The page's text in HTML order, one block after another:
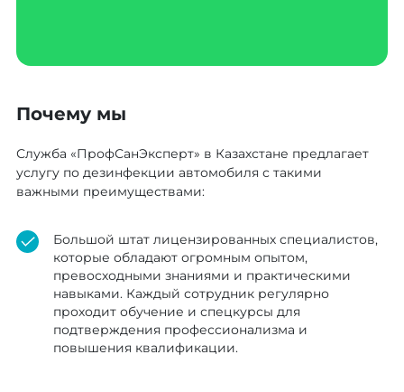
Почему мы
Служба «ПрофСанЭксперт» в Казахстане предлагает
услугу по дезинфекции автомобиля с такими
важными преимуществами:
Большой штат лицензированных специалистов,
которые обладают огромным опытом,
превосходными знаниями и практическими
навыками. Каждый сотрудник регулярно
проходит обучение и спецкурсы для
подтверждения профессионализма и
повышения квалификации.